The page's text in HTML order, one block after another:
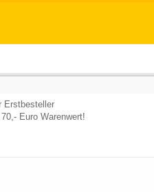
Erstbesteller
Euro Warenwert!